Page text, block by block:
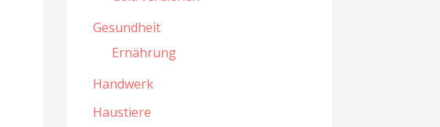
Gesundheit
Ernährung
Handwerk
Haustiere